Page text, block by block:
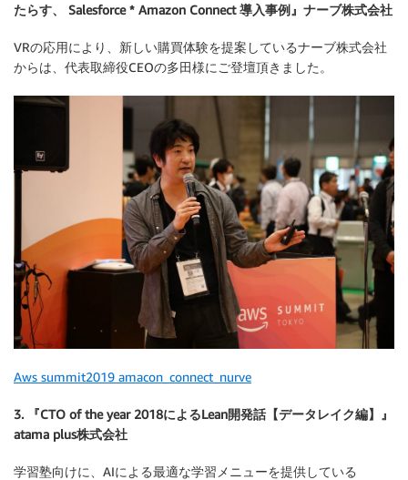
たらす、 Salesforce * Amazon Connect 導入事例』ナーブ株式会社
VRの応用により、新しい購買体験を提案しているナーブ株式会社
からは、代表取締役CEOの多田様にご登壇頂きました。
Aws summit2019 amacon_connect_nurve
3. 『CTO of the year 2018によるLean開発話【データレイク編】』
atama plus株式会社
学習塾向けに、AIによる最適な学習メニューを提供している